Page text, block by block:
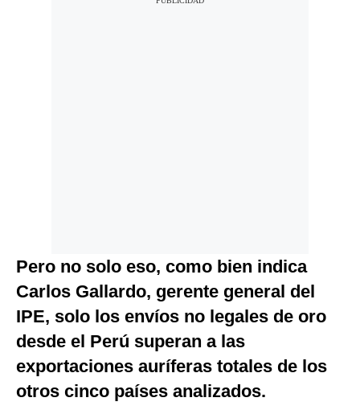
Pero no solo eso, como bien indica
Carlos Gallardo, gerente general del
IPE, solo los envíos no legales de oro
desde el Perú superan a las
exportaciones auríferas totales de los
otros cinco países analizados.